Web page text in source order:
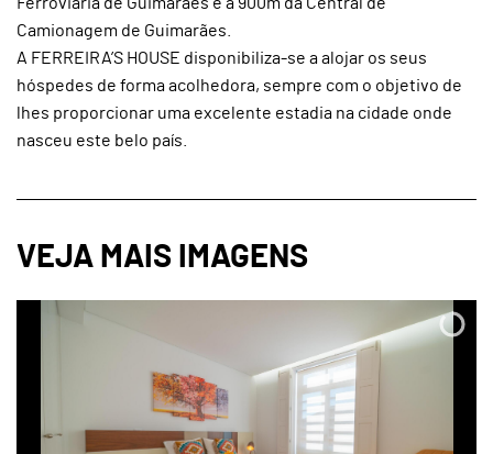
Camionagem de Guimarães.
A FERREIRA’S HOUSE disponibiliza-se a alojar os seus
hóspedes de forma acolhedora, sempre com o objetivo de
lhes proporcionar uma excelente estadia na cidade onde
nasceu este belo país.